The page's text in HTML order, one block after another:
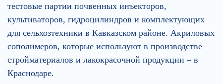
тестовые партии почвенных инъекторов,
культиваторов, гидроцилиндров и комплектующих
для сельхозтехники в Кавказском районе. Акриловых
сополимеров, которые используют в производстве
стройматериалов и лакокрасочной продукции – в
Краснодаре.